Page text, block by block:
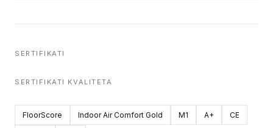
SERTIFIKATI
SERTIFIKATI KVALITETA
FloorScore Indoor Air Comfort Gold M1 A+ CE